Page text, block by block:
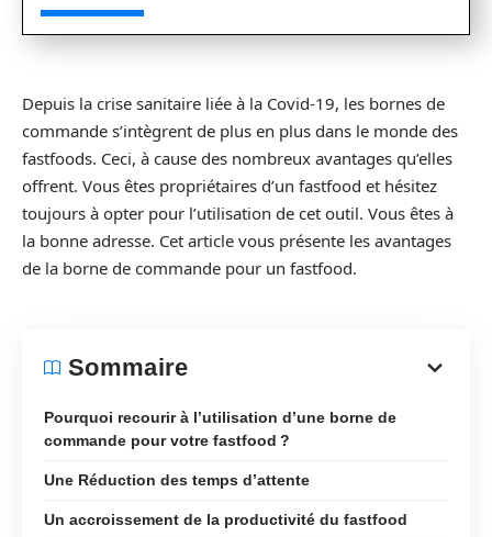
Depuis la crise sanitaire liée à la Covid-19, les bornes de
commande s’intègrent de plus en plus dans le monde des
fastfoods. Ceci, à cause des nombreux avantages qu’elles
offrent. Vous êtes propriétaires d’un fastfood et hésitez
toujours à opter pour l’utilisation de cet outil. Vous êtes à
la bonne adresse. Cet article vous présente les avantages
de la borne de commande pour un fastfood.
Sommaire
Pourquoi recourir à l’utilisation d’une borne de
commande pour votre fastfood ?
Une Réduction des temps d’attente
Un accroissement de la productivité du fastfood